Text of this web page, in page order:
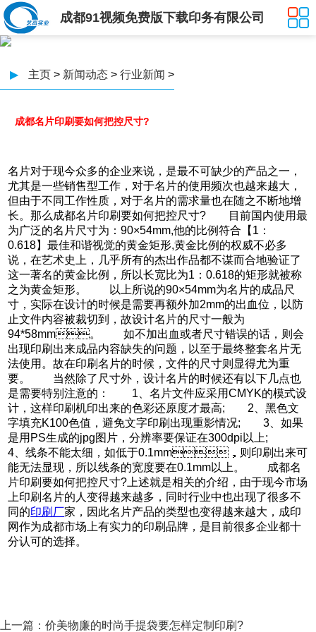
成都91视频免费版下载印务有限公司
▶ 主页 > 新闻动态 > 行业新闻 >
成都名片印刷要如何把控尺寸?
名片对于现今众多的企业来说，是最不可缺少的产品之一，
尤其是一些销售型工作，对于名片的使用频次也越来越大，
但由于不同工作性质，对于名片的需求量也在随之不断地增
长。那么成都名片印刷要如何把控尺寸? 目前国内使用最
为广泛的名片尺寸为：90×54mm,他的比例符合【1：
0.618】最佳和谐视觉的黄金矩形,黄金比例的权威不必多
说，在艺术史上，几乎所有的杰出作品都不谋而合地验证了
这一著名的黄金比例，所以长宽比为1：0.618的矩形就被称
之为黄金矩形。 以上所说的90×54mm为名片的成品尺
寸，实际在设计的时候是需要再额外加2mm的出血位，以防
止文件内容被裁切到，故设计名片的尺寸一般为
94*58mm。 如不加出血或者尺寸错误的话，则会
出现印刷出来成品内容缺失的问题，以至于最终整套名片无
法使用。故在印刷名片的时候，文件的尺寸则显得尤为重
要。 当然除了尺寸外，设计名片的时候还有以下几点也
是需要特别注意的： 1、名片文件应采用CMYK的模式设
计，这样印刷机印出来的色彩还原度才最高; 2、黑色文
字填充K100色值，避免文字印刷出现重影情况; 3、如果
是用PS生成的jpg图片，分辨率要保证在300dpi以上;
4、线条不能太细，如低于0.1mm，则印刷出来可
能无法显现，所以线条的宽度要在0.1mm以上。 成都名
片印刷要如何把控尺寸?上述就是相关的介绍，由于现今市场
上印刷名片的人变得越来越多，同时行业中也出现了很多不
同的印刷厂家，因此名片产品的类型也变得越来越大，成印
网作为成都市场上有实力的印刷品牌，是目前很多企业都十
分认可的选择。
上一篇： 价美物廉的时尚手提袋要怎样定制印刷?